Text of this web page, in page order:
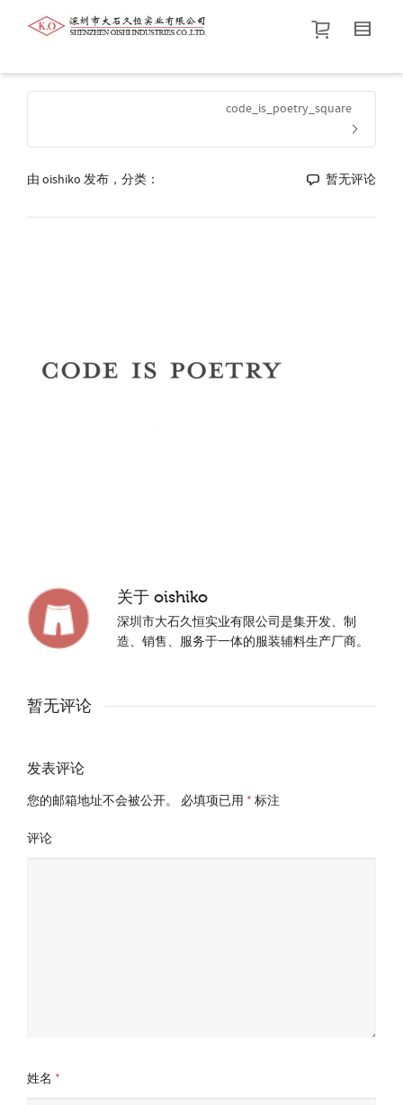
帮我查找新的衬衫尺码
价格介于
默认品牌.
code_is_poetry_square
由 oishiko 发布，分类： 暂无评论
关于 oishiko
深圳市大石久恒实业有限公司是集开发、制
造、销售、服务于一体的服装辅料生产厂商。
暂无评论
发表评论
您的邮箱地址不会被公开。
必填项已用 * 标注
评论
姓名 *